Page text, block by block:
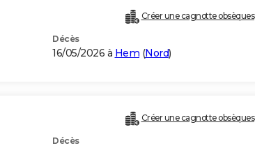
Créer une cagnotte obsèques
Décès
16/05/2026 à Hem (Nord)
Créer une cagnotte obsèques
Décès